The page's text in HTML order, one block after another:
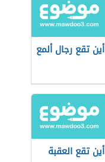
أين تقع رجال ألمع
أين تقع العقبة